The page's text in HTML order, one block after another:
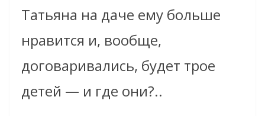
Татьяна на даче ему больше
нравится и, вообще,
договаривались, будет трое
детей — и где они?..